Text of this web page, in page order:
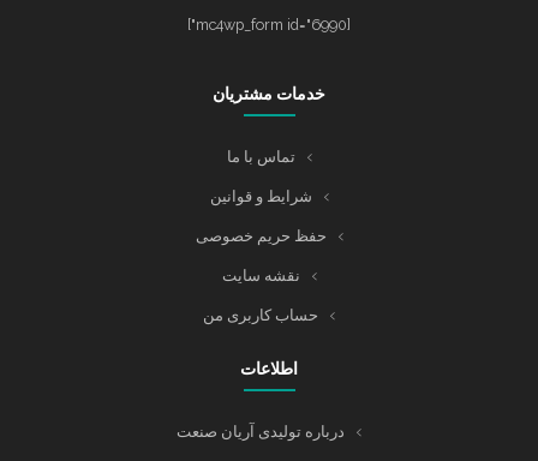
[mc4wp_form id="6990"]
خدمات مشتریان
تماس با ما
شرایط و قوانین
حفظ حریم خصوصی
نقشه سایت
حساب کاربری من
اطلاعات
درباره تولیدی آریان صنعت